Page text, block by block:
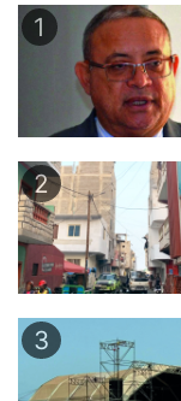
1
2
3